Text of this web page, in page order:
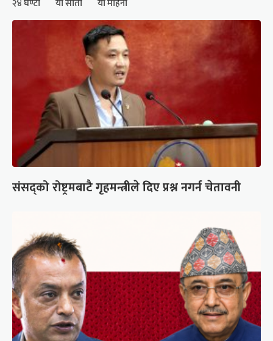
२४ घण्टा यो साता यो महिना
संसद्को रोष्ट्रमबाटै गृहमन्त्रीले दिए प्रश्न नगर्न चेतावनी